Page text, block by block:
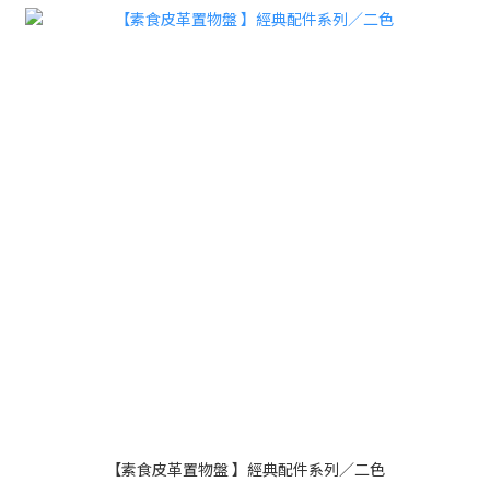
【素食皮革置物盤 】經典配件系列／二色